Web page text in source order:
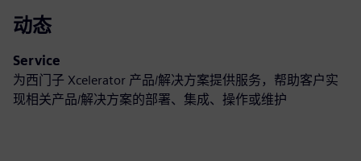
动态
Service
为西门子 Xcelerator 产品/解决方案提供服务，帮助客户实
现相关产品/解决方案的部署、集成、操作或维护